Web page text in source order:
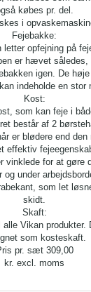
Indhold:
1 stk.
Bredde:
3,00 cm
Længde:
25,00 cm
Højde:
12,00 cm
købes pr. del.
i
Fejebakke:
opfejning på
er hævet således,
igen. De
indeholde en
Kost:
som kan feje i
består af 2
er blødere end
effektiv
vinklede for at gøre
under
som let
skidt.
Skaft:
Vikan produkter.
som kosteskaft.
pr. sæt 309,00
kr. excl. moms